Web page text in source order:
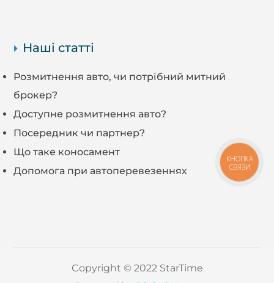
Наші статті
Розмитнення авто, чи потрібний митний
брокер?
Доступне розмитнення авто?
Посередник чи партнер?
Що таке коносамент
Допомога при автоперевезеннях
Copyright © 2022 StarTime
КНОПКА
СВЯЗИ